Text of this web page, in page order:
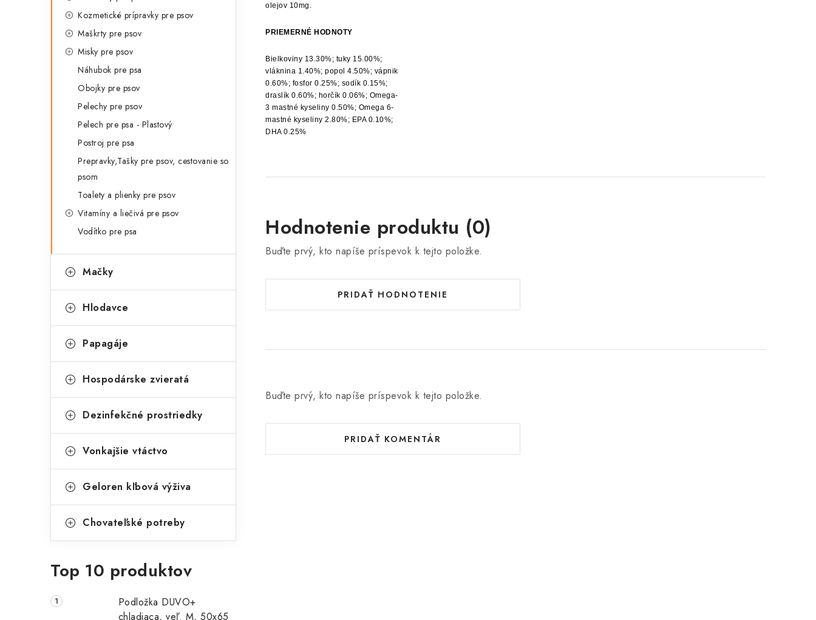
Kozmetické prípravky pre psov
Maškrty pre psov
Misky pre psov
Náhubok pre psa
Obojky pre psov
Pelechy pre psov
Pelech pre psa - Plastový
Postroj pre psa
Prepravky,Tašky pre psov, cestovanie so
psom
Toalety a plienky pre psov
Vitamíny a liečivá pre psov
Vodítko pre psa
Mačky
Hlodavce
Papagáje
Hospodárske zvieratá
Dezinfekčné prostriedky
Vonkajšie vtáctvo
Geloren kľbová výživa
Chovateľské potreby
Top 10 produktov
Podložka DUVO+
chladiaca, veľ. M, 50x65
olejov 10mg.
PRIEMERNÉ HODNOTY
Bielkoviny 13.30%; tuky 15.00%;
vláknina 1.40%; popol 4.50%; vápnik
0.60%; fosfor 0.25%; sodík 0.15%;
draslík 0.60%; horčík 0.06%; Omega-
3 mastné kyseliny 0.50%; Omega 6-
mastné kyseliny 2.80%; EPA 0.10%;
DHA 0.25%
Hodnotenie produktu (0)
Buďte prvý, kto napíše príspevok k tejto položke.
PRIDAŤ HODNOTENIE
Buďte prvý, kto napíše príspevok k tejto položke.
PRIDAŤ KOMENTÁR